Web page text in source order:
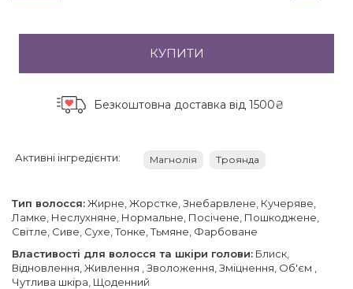
КУПИТИ
Безкоштовна доставка від 1500₴
Активні інгредієнти: Магнолія Троянда
Тип волосся:Жирне, Жорстке, Знебарвлене, Кучеряве,
Ламке, Неслухняне, Нормальне, Посічене, Пошкоджене,
Світле, Сиве, Сухе, Тонке, Тьмяне, Фарбоване
Властивості для волосся та шкіри голови: Блиск,
Відновлення, Живлення , Зволоження, Зміцнення, Об'єм ,
Чутлива шкіра, Щоденний